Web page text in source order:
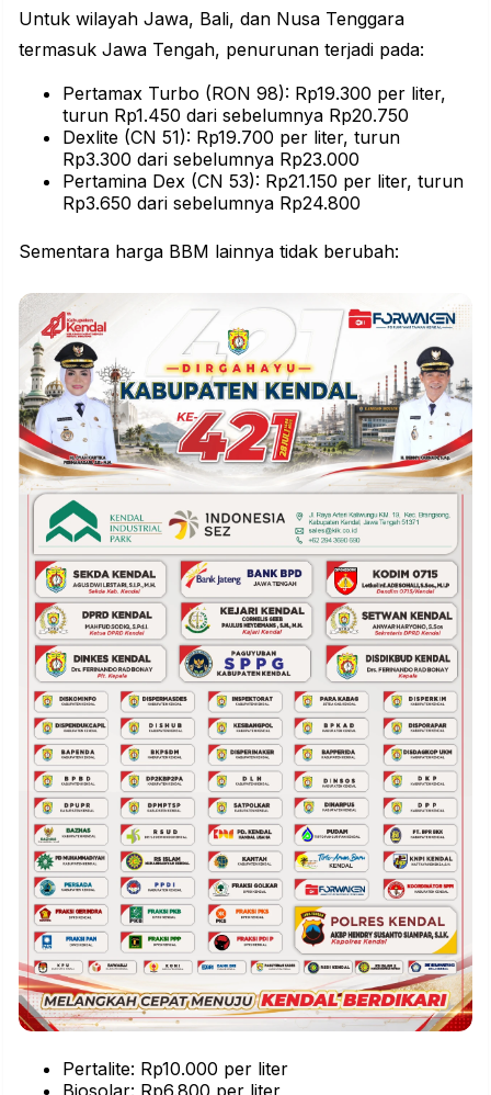
Untuk wilayah Jawa, Bali, dan Nusa Tenggara
termasuk Jawa Tengah, penurunan terjadi pada:
Pertamax Turbo (RON 98): Rp19.300 per liter,
turun Rp1.450 dari sebelumnya Rp20.750
Dexlite (CN 51): Rp19.700 per liter, turun
Rp3.300 dari sebelumnya Rp23.000
Pertamina Dex (CN 53): Rp21.150 per liter, turun
Rp3.650 dari sebelumnya Rp24.800
Sementara harga BBM lainnya tidak berubah:
Pertalite: Rp10.000 per liter
Biosolar: Rp6.800 per liter